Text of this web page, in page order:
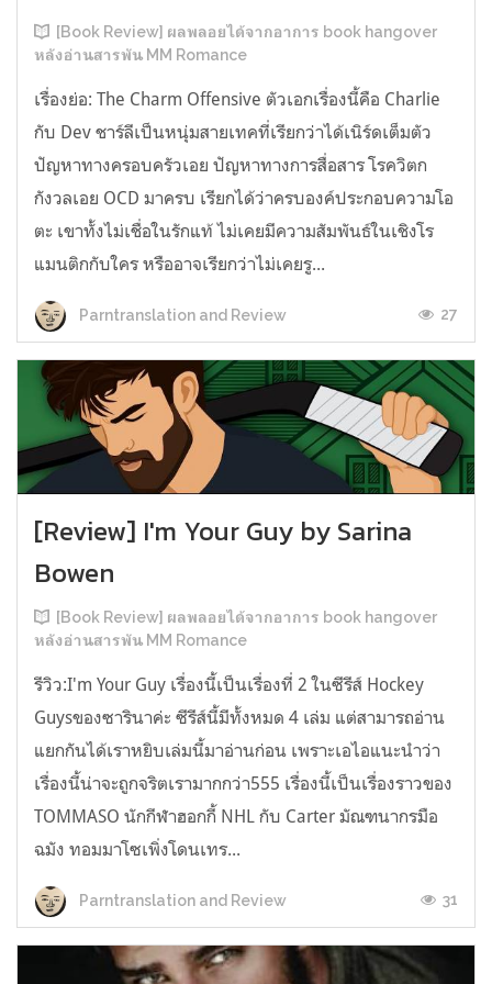
[Book Review] ผลพลอยได้จากอาการ book hangover
หลังอ่านสารพัน MM Romance
เรื่องย่อ: The Charm Offensive ตัวเอกเรื่องนี้คือ Charlie
กับ Dev ชาร์ลีเป็นหนุ่มสายเทคที่เรียกว่าได้เนิร์ดเต็มตัว
ปัญหาทางครอบครัวเอย ปัญหาทางการสื่อสาร โรควิตก
กังวลเอย OCD มาครบ เรียกได้ว่าครบองค์ประกอบความโอ
ตะ เขาทั้งไม่เชื่อในรักแท้ ไม่เคยมีความสัมพันธ์ในเชิงโร
แมนติกกับใคร หรืออาจเรียกว่าไม่เคยรู...
Parntranslation and Review 27
[Review] I'm Your Guy by Sarina
Bowen
[Book Review] ผลพลอยได้จากอาการ book hangover
หลังอ่านสารพัน MM Romance
รีวิว:I'm Your Guy เรื่องนี้เป็นเรื่องที่ 2 ในซีรีส์ Hockey
Guysของซารินาค่ะ ซีรีส์นี้มีทั้งหมด 4 เล่ม แต่สามารถอ่าน
แยกกันได้เราหยิบเล่มนี้มาอ่านก่อน เพราะเอไอแนะนำว่า
เรื่องนี้น่าจะถูกจริตเรามากกว่า555 เรื่องนี้เป็นเรื่องราวของ
TOMMASO นักกีฬาฮอกกี้ NHL กับ Carter มัณฑนากรมือ
ฉมัง ทอมมาโซเพิ่งโดนเทร...
Parntranslation and Review 31